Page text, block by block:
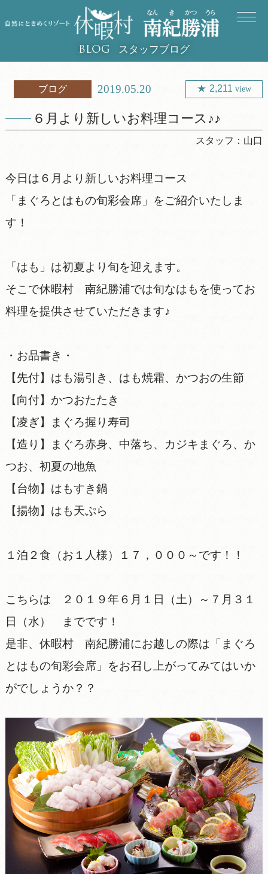
BLOG スタッフブログ
ブログ 2019.05.20 2,211 view
６月より新しいお料理コース♪♪
スタッフ： 山口
今日は６月より新しいお料理コース
「まぐろとはもの旬彩会席」をご紹介いたしま
す！
「はも」は初夏より旬を迎えます。
そこで休暇村 南紀勝浦では旬なはもを使ってお
料理を提供させていただきます♪
・お品書き・
【先付】はも湯引き、はも焼霜、かつおの生節
【向付】かつおたたき
【凌ぎ】まぐろ握り寿司
【造り】まぐろ赤身、中落ち、カジキまぐろ、か
つお、初夏の地魚
【台物】はもすき鍋
【揚物】はも天ぷら
１泊２食（お１人様）１７，０００～です！！
こちらは ２０１９年６月１日（土）～７月３１
日（水） までです！
是非、休暇村 南紀勝浦にお越しの際は「まぐろ
とはもの旬彩会席」をお召し上がってみてはいか
がでしょうか？？